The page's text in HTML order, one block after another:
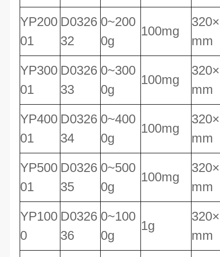
YP200
01
D0326
32
0~200
0g
100mg
mm
YP300
01
D0326
33
0~300
0g
100mg
mm
YP400
01
D0326
34
0~400
0g
100mg
mm
YP500
01
D0326
35
0~500
0g
100mg
mm
YP100
0
D0326
36
0~100
0g
1g
mm